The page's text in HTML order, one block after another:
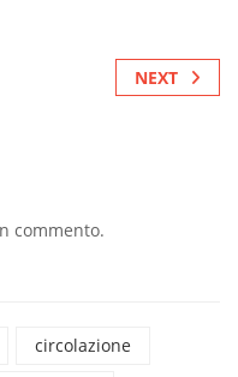
NEXT
commento.
circolazione